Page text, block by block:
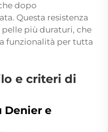
dopo
Questa resistenza
più duraturi, che
funzionalità per tutta
e criteri di
Denier e